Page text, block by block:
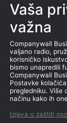
Vaša
važna
Companywall
valjano radio,
korisničko
bismo unapredili
Companywall
Postavke
pregledniku. Više
načinu kako ih
Izjava o zaštiti